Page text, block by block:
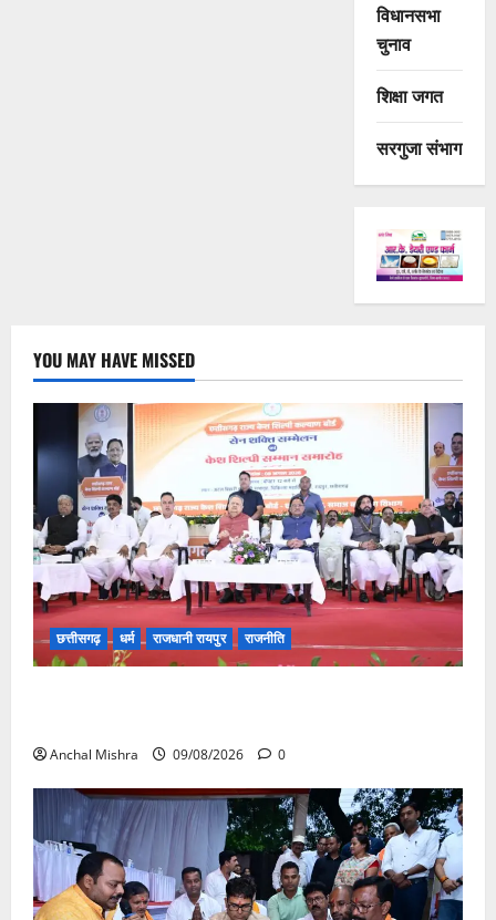
विधानसभा
चुनाव
शिक्षा जगत
सरगुजा संभाग
YOU MAY HAVE MISSED
छत्तीसगढ़ धर्म राजधानी रायपुर राजनीति
Anchal Mishra 09/08/2026 0